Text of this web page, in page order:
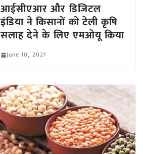
आईसीएआर और डिजिटल
इंडिया ने किसानों को टेली कृषि
सलाह देने के लिए एमओयू किया
June 10, 2021